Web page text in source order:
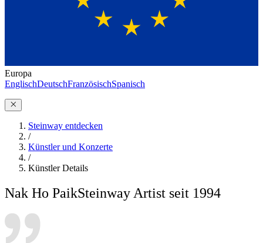
Europa
EnglischDeutschFranzösischSpanisch
Steinway entdecken
/
Künstler und Konzerte
/
Künstler Details
Nak Ho PaikSteinway Artist seit 1994